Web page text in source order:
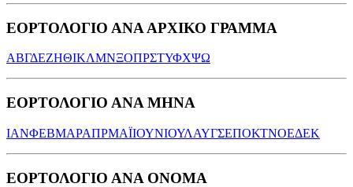
ΕΟΡΤΟΛΟΓΙΟ ΑΝΑ ΑΡΧΙΚΟ ΓΡΑΜΜΑ
ΑΒΓΔΕΖΗΘΙΚΛΜΝΞΟΠΡΣΤΥΦΧΨΩ
ΕΟΡΤΟΛΟΓΙΟ ΑΝΑ ΜΗΝΑ
ΙΑΝΦΕΒΜΑΡΑΠΡΜΑΪΙΟΥΝΙΟΥΛΑΥΓΣΕΠΟΚΤΝΟΕΔΕΚ
ΕΟΡΤΟΛΟΓΙΟ ΑΝΑ ΟΝΟΜΑ